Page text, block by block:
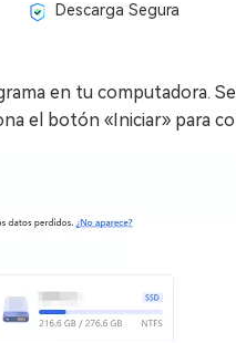
Descarga Segura
en tu computadora.
el botón «Iniciar» para